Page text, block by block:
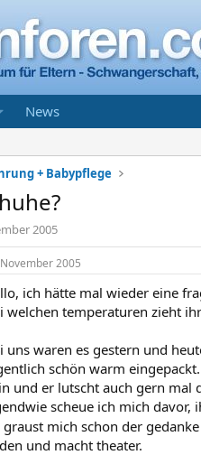
News
+ Babypflege
2005
2005
ich hätte mal wieder eine
welchen temperaturen zieht
uns waren es gestern und
schön warm
und er lutscht auch gern mal
scheue ich mich
graust mich schon der
und macht theater.